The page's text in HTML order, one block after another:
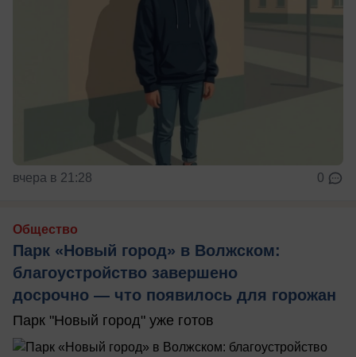
вчера в 21:28 0
Общество
Парк «Новый город» в Волжском:
благоустройство завершено
досрочно — что появилось для горожан
Парк "Новый город" уже готов